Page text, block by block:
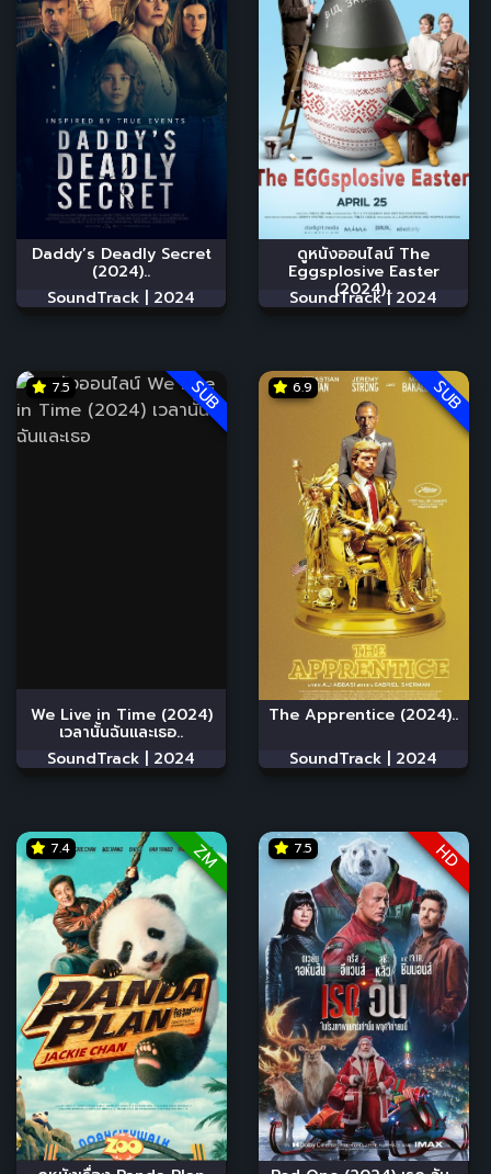
Daddy’s Deadly Secret
(2024)..
SoundTrack | 2024
ดูหนังออนไลน์ The
Eggsplosive Easter
(2024)..
SoundTrack |2024
SUB
7.5
We Live in Time (2024)
เวลานั้นฉันและเธอ..
SoundTrack | 2024
SUB
6.9
The Apprentice (2024)..
SoundTrack | 2024
ZM
7.4 HD
7.5